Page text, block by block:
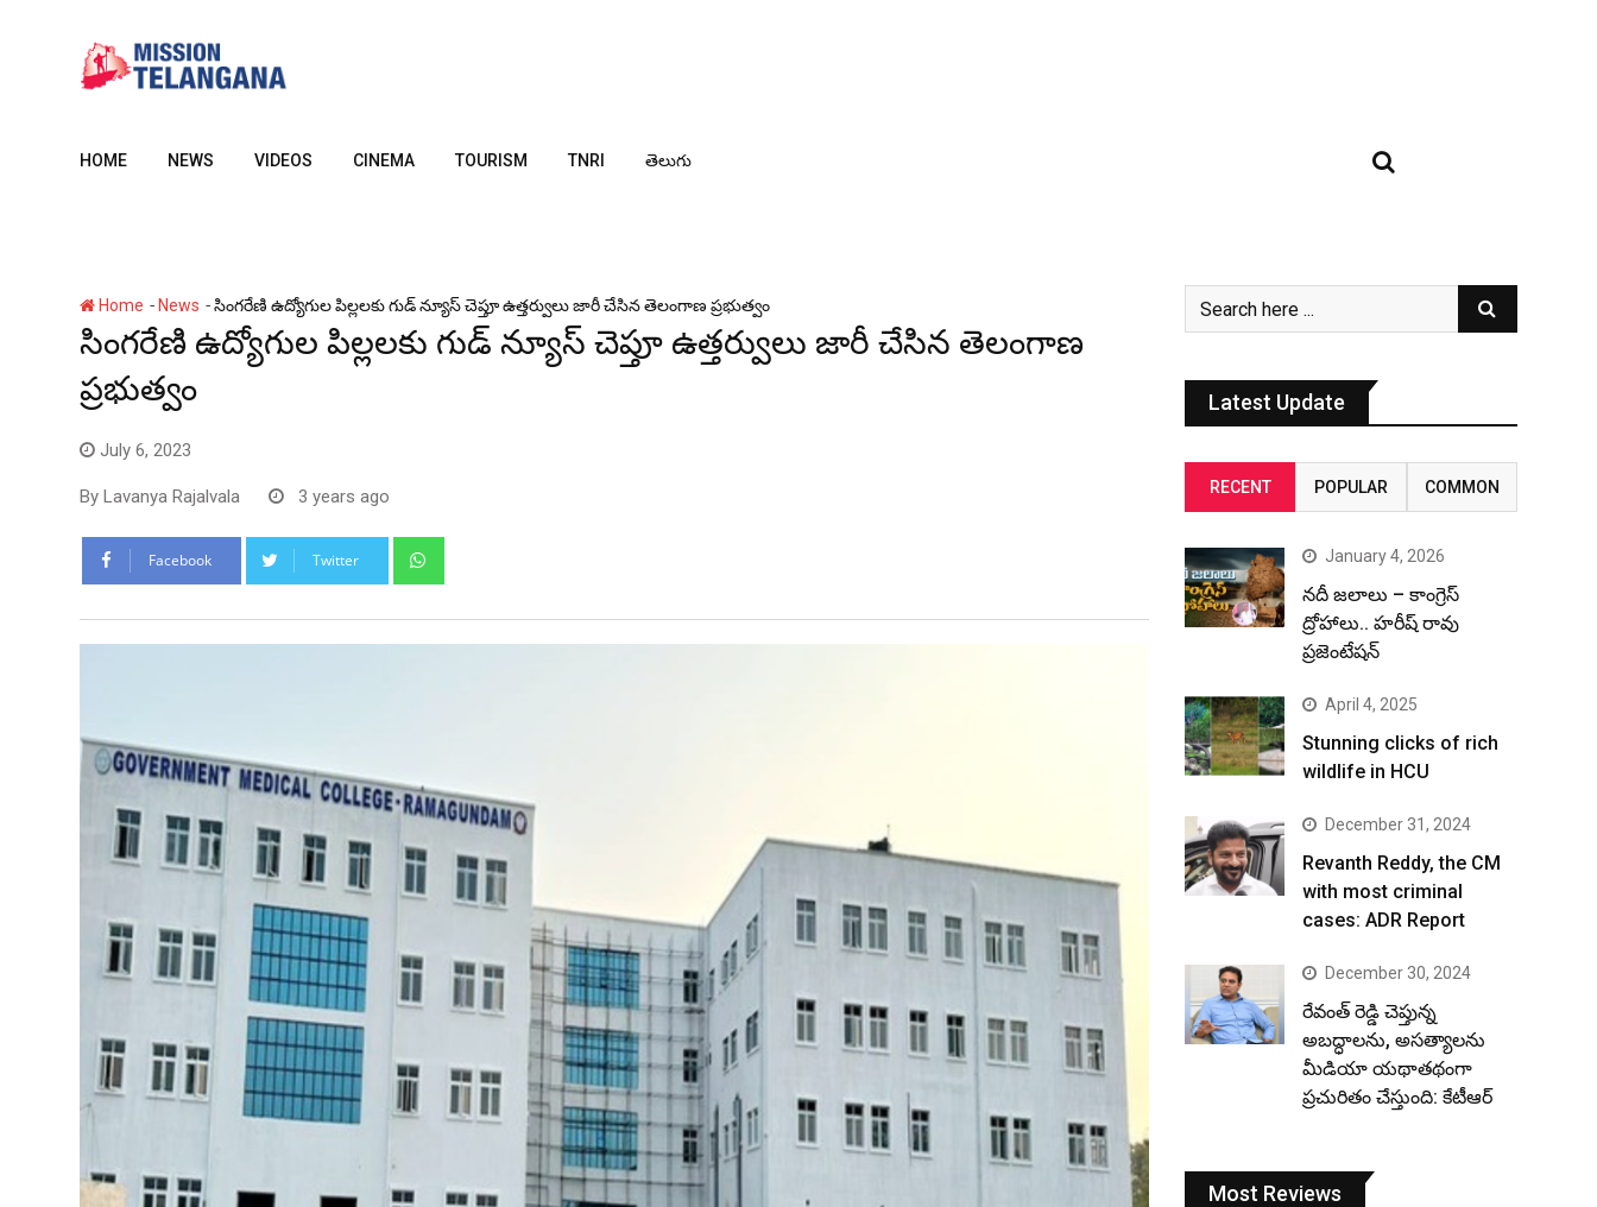
HOME NEWS VIDEOS CINEMA TOURISM TNRI తెలుగు
Home - News -సింగరేణి ఉద్యోగుల పిల్లలకు గుడ్ న్యూస్ చెప్తూ ఉత్తర్వులు జారీ చేసిన తెలంగాణ ప్రభుత్వం
సింగరేణి ఉద్యోగుల పిల్లలకు గుడ్ న్యూస్ చెప్తూ ఉత్తర్వులు జారీ చేసిన తెలంగాణ
ప్రభుత్వం
July 6, 2023
By Lavanya Rajalvala 3 years ago
Facebook Twitter
Latest Update
RECENT POPULAR COMMON
January 4, 2026
నదీ జలాలు – కాంగ్రెస్
ద్రోహాలు.. హరీష్ రావు
ప్రజెంటేషన్
April 4, 2025
Stunning clicks of rich
wildlife in HCU
December 31, 2024
Revanth Reddy, the CM
with most criminal
cases: ADR Report
December 30, 2024
రేవంత్ రెడ్డి చెప్తున్న
అబద్ధాలను, అసత్యాలను
మీడియా యథాతథంగా
ప్రచురితం చేస్తుంది: కేటీఆర్
Most Reviews